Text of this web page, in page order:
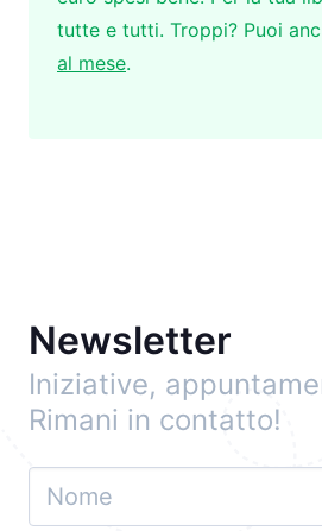
tutte e tutti. Troppi? Puoi
al mese.
Newsletter
Iniziative,
Rimani in contatto!